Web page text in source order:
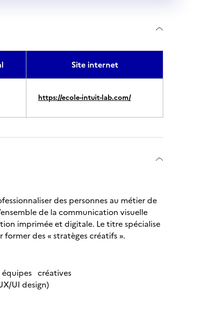
Site internet
https://ecole-intuit-lab.com/
des personnes au métier de
de la communication visuelle
imprimée et digitale. Le titre spécialise
des « stratèges créatifs ».
équipes créatives
UI design)